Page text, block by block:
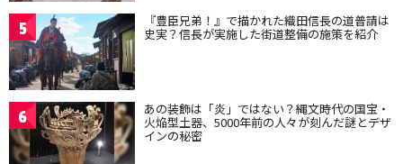
5 『豊臣兄弟！』で描かれた織田信長の道普請は
史実？信長が実施した街道整備の施策を紹介
6 あの装飾は「炎」ではない？縄文時代の国宝・
火焔型土器、5000年前の人々が刻んだ謎とデザ
インの秘密